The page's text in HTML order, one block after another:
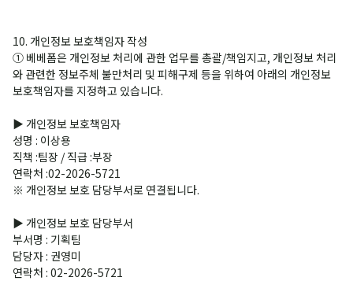
10. 개인정보 보호책임자 작성
① 베베폼은 개인정보 처리에 관한 업무를 총괄/책임지고, 개인정보 처리
와 관련한 정보주체 불만처리 및 피해구제 등을 위하여 아래의 개인정보
보호책임자를 지정하고 있습니다.
▶ 개인정보 보호책임자
성명 : 이상용
직책 :팀장 / 직급 :부장
연락처 :02-2026-5721
※ 개인정보 보호 담당부서로 연결됩니다.
▶ 개인정보 보호 담당부서
부서명 : 기획팀
담당자 : 권영미
연락처 : 02-2026-5721